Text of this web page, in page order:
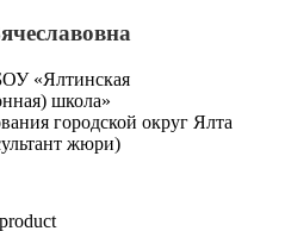
«Ялтинская
школа»
городской округ Ялта
жюри)